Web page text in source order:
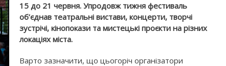
15 до 21 червня. Упродовж тижня фестиваль
об’єднав театральні вистави, концерти, творчі
зустрічі, кінопокази та мистецькі проєкти на різних
локаціях міста.
Варто зазначити, що цьогоріч організатори